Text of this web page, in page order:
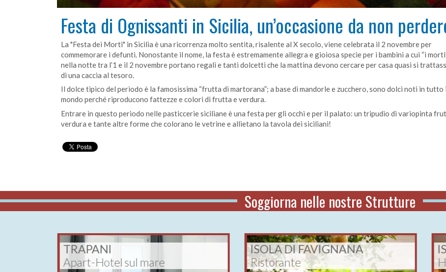
Festa di Ognissanti in Sicilia, un’occasione da non
La "Festa dei Morti" in Sicilia è una ricorrenza molto sentita, risalente al X secolo, viene celebrata il 2 novembre per
commemorare i defunti. Nonostante il nome, la festa è estremamente allegra e gioiosa specie per i bambini a cui “i
nella notte tra l’1 e il 2 novembre portano regali e tanti dolcetti che la mattina devono cercare per casa quasi si
di una caccia al tesoro.
Il dolce tipico del periodo è la famosissima “frutta di martorana”; a base di mandorle e zucchero, sono dolci noti in tutto
mondo perché riproducono fattezze e colori di frutta e verdura.
Entrare in questo periodo nelle pasticcerie siciliane è una festa per gli occhi e per il palato: un tripudio di variopinta
verdura e tante altre forme che colorano le vetrine e allietano la tavola dei siciliani!
Soggiorna nelle nostre Strutture
TRAPANI
Apart-Hotel sul mare
ISOLA DI FAVIGNANA
Ristorante